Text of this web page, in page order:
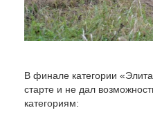
В финале категории
старте и не дал
категориям: